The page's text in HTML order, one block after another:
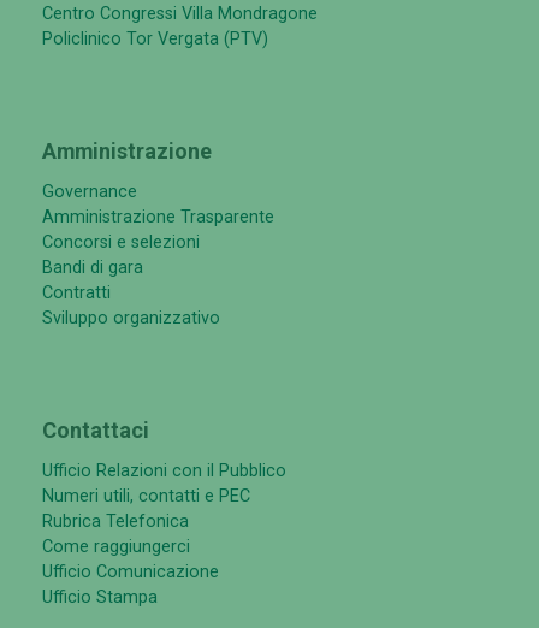
Centro Congressi Villa Mondragone
Policlinico Tor Vergata (PTV)
Amministrazione
Governance
Amministrazione Trasparente
Concorsi e selezioni
Bandi di gara
Contratti
Sviluppo organizzativo
Contattaci
Ufficio Relazioni con il Pubblico
Numeri utili, contatti e PEC
Rubrica Telefonica
Come raggiungerci
Ufficio Comunicazione
Ufficio Stampa